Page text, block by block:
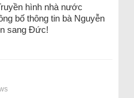
hình nhà nước
bố thông tin bà Nguyễn
sang Đức!